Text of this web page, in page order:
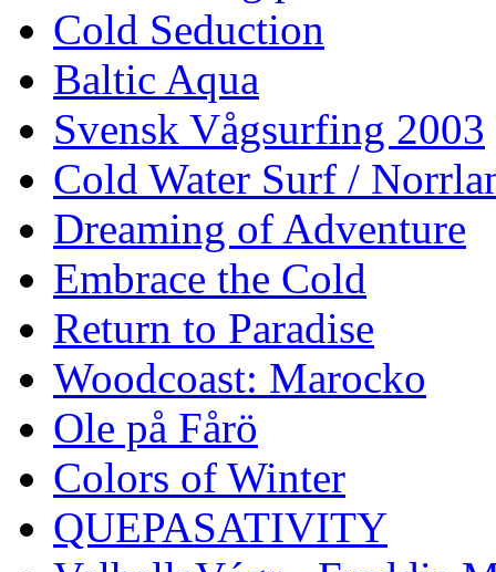
Cold Seduction
Baltic Aqua
Svensk Vågsurfing 2003
Cold Water Surf /
Dreaming of Adventure
Embrace the Cold
Return to Paradise
Woodcoast: Marocko
Ole på Fårö
Colors of Winter
QUEPASATIVITY